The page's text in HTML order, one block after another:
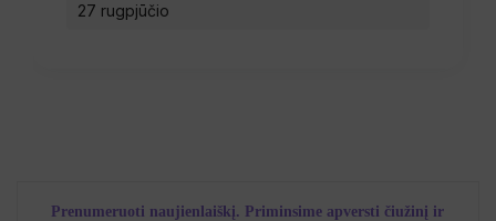
27 rugpjūčio
Prenumeruoti naujienlaiškį. Priminsime apversti čiužinį ir